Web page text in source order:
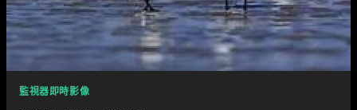
監視器即時影像